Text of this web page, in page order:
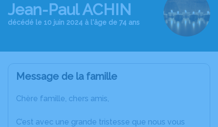
Jean-Paul ACHIN
décédé le 10 juin 2024 à l'âge de 74 ans
Message de la famille
Chère famille, chers amis,
C’est avec une grande tristesse que nous vous